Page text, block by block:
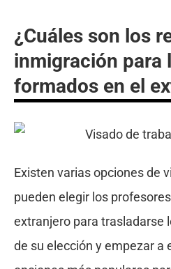
¿Cuáles son los
inmigración para
formados en el
Existen varias opciones de
pueden elegir los
extranjero para trasladarse
de su elección y empezar a